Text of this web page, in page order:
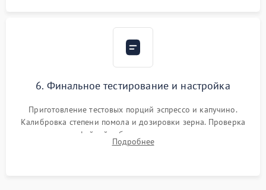
6. Финальное тестирование и настройка
Приготовление тестовых порций эспрессо и капучино.
Калибровка степени помола и дозировки зерна. Проверка
плотности кофейной таблетки, температуры напитка и
качества молочной пены. Контроль отсутствия посторонних
Подробнее